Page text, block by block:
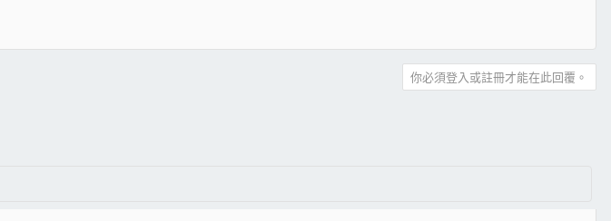
你必須登入或註冊才能在此回覆。